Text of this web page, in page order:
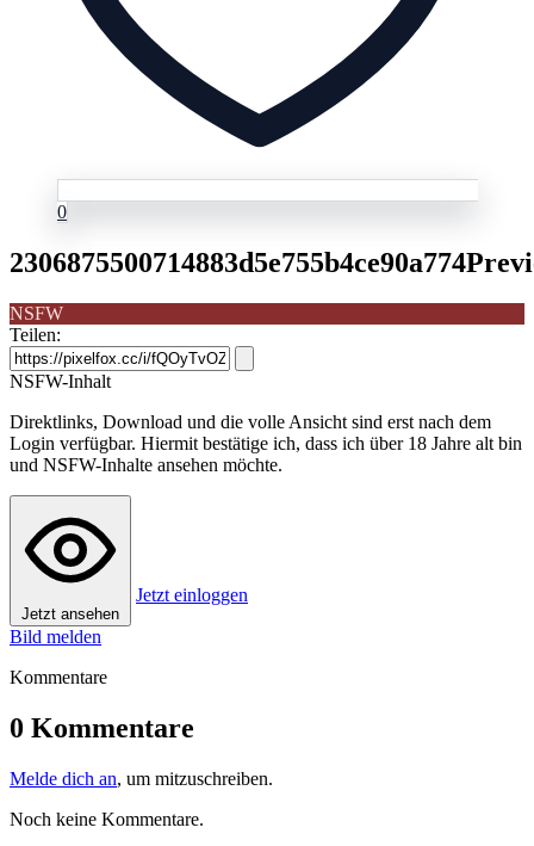
0
NSFW
Teilen:
NSFW-Inhalt
Direktlinks, Download und die volle Ansicht sind erst nach dem
Login verfügbar. Hiermit bestätige ich, dass ich über 18 Jahre alt bin
und NSFW-Inhalte ansehen möchte.
Jetzt ansehen
Jetzt einloggen
Bild melden
Kommentare
0 Kommentare
Melde dich an, um mitzuschreiben.
Noch keine Kommentare.